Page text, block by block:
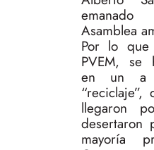
Asamblea
Por lo
PVEM, se
en un a
“reciclaje”,
llegaron
desertaron
mayoría